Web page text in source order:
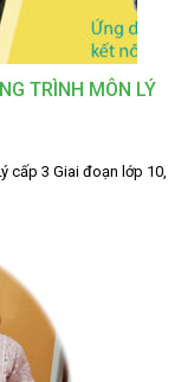
TRÌNH MÔN LÝ
cấp 3 Giai đoạn lớp 10,